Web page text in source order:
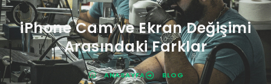
iPhone Cam ve Ekran Değişimi
Arasındaki Farklar
ANASAYFA
BLOG